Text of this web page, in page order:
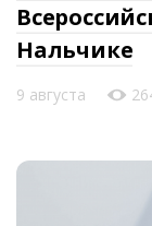
Нальчике
9 августа